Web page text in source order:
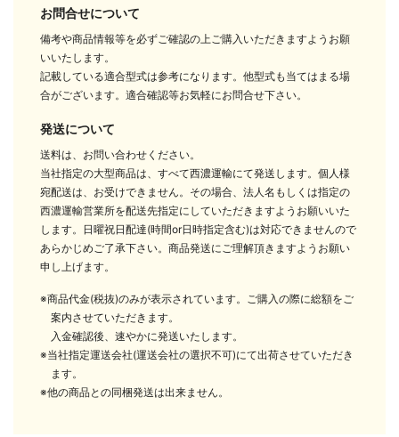
お問合せについて
備考や商品情報等を必ずご確認の上ご購入いただきますようお願
いいたします。
記載している適合型式は参考になります。他型式も当てはまる場
合がございます。適合確認等お気軽にお問合せ下さい。
発送について
送料は、お問い合わせください。
当社指定の大型商品は、すべて西濃運輸にて発送します。個人様
宛配送は、お受けできません。その場合、法人名もしくは指定の
西濃運輸営業所を配送先指定にしていただきますようお願いいた
します。日曜祝日配達(時間or日時指定含む)は対応できませんので
あらかじめご了承下さい。商品発送にご理解頂きますようお願い
申し上げます。
※商品代金(税抜)のみが表示されています。ご購入の際に総額をご
案内させていただきます。
入金確認後、速やかに発送いたします。
※当社指定運送会社(運送会社の選択不可)にて出荷させていただき
ます。
※他の商品との同梱発送は出来ません。